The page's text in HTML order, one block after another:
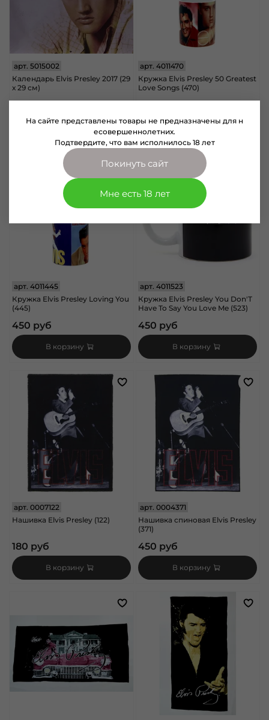
арт. 5015002
Календарь Elvis Presley 2017 (29
х 29 см)
В корзину
арт.4011470
Кружка Elvis Presley 50 Greatest
Love Songs (470)
В корзину
арт. 4011445
Кружка Elvis Presley Loving You
(445)
450 руб
В корзину
арт.4011523
Кружка Elvis Presley You Don'T
Have To Say You Love Me (523)
450 руб
В корзину
арт. 0007122
Нашивка Elvis Presley (122)
180 руб
В корзину
арт.0004371
Нашивка спиновая Elvis Presley
(371)
450 руб
В корзину
На сайте представлены товары не предназначены для н
есовершеннолетних.
Подтвердите, что вам исполнилось 18 лет
Покинуть сайт
Мне есть 18 лет